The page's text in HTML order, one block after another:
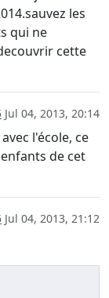
les
qui ne
cette
Jul 04, 2013, 20:14
l'école, ce
de cet
Jul 04, 2013, 21:12